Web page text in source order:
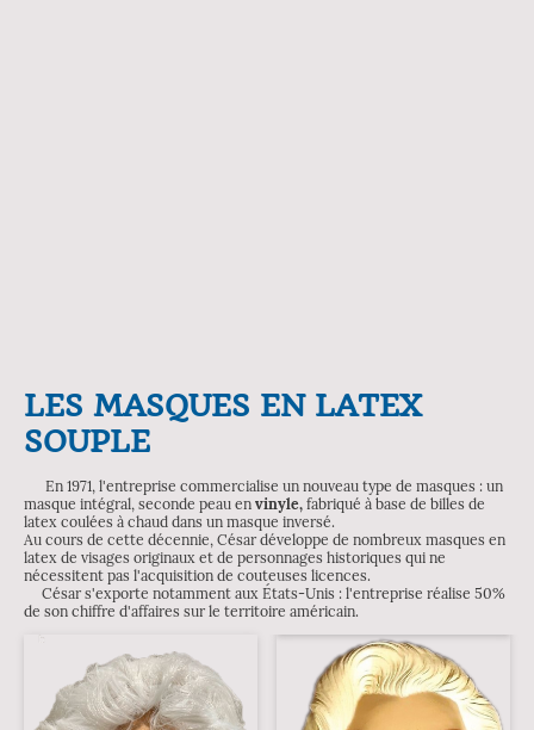
LES MASQUES EN LATEX
SOUPLE
En 1971, l'entreprise commercialise un nouveau type de masques : un
masque intégral, seconde peau en vinyle, fabriqué à base de billes de
latex coulées à chaud dans un masque inversé.
Au cours de cette décennie, César développe de nombreux masques en
latex de visages originaux et de personnages historiques qui ne
nécessitent pas l'acquisition de couteuses licences.
César s'exporte notamment aux États-Unis : l'entreprise réalise 50%
de son chiffre d'affaires sur le territoire américain.